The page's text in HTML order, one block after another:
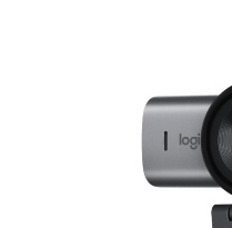
Наушники